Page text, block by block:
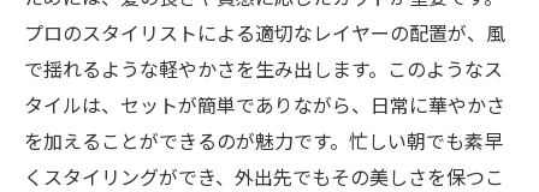
プロのスタイリストによる適切なレイヤーの配置が、風
で揺れるような軽やかさを生み出します。このようなス
タイルは、セットが簡単でありながら、日常に華やかさ
を加えることができるのが魅力です。忙しい朝でも素早
くスタイリングができ、外出先でもその美しさを保つこ